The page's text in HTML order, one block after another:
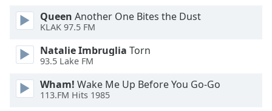
Color
Opacity
Font
Size
Queen Another One Bites the Dust
KLAK 97.5 FM
Natalie Imbruglia Torn
93.5 Lake FM
Wham! Wake Me Up Before You Go-Go
113.FM Hits 1985